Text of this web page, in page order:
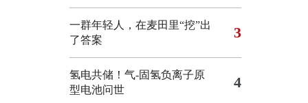
一群年轻人，在麦田里“挖”出
了答案
3
氢电共储！气-固氢负离子原
型电池问世
4